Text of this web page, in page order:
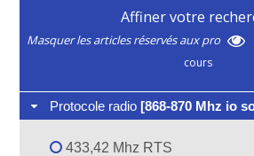
Affiner votre
Masquer les articles réservés aux pro
cours
Protocole radio [868-870 Mhz io
433,42 Mhz RTS